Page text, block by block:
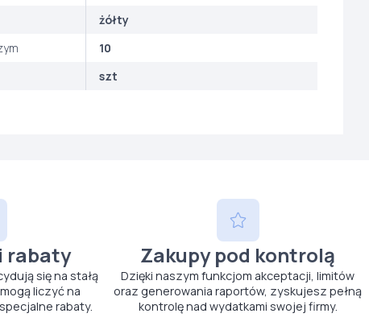
żółty
10
szt
rabaty
się na stałą
liczyć na
rabaty.
Zakupy pod kontrolą
Dzięki naszym funkcjom akceptacji, limitów
oraz generowania raportów, zyskujesz pełną
kontrolę nad wydatkami swojej firmy.